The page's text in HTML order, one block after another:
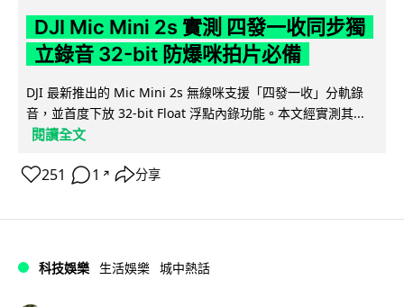
DJI Mic Mini 2s 實測 四發一收同步獨
立錄音 32-bit 防爆咪拍片必備
DJI 最新推出的 Mic Mini 2s 無線咪支援「四發一收」分軌錄
音，並首度下放 32-bit Float 浮點內錄功能。本文經實測其...
閱讀全文
251 1 ↗ 分享
科技娛樂 生活娛樂 城中熱話